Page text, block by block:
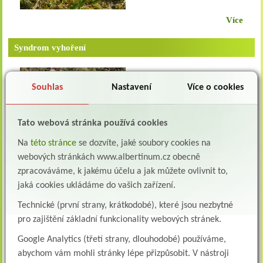
Více
Syndrom vyhoření
starý, jako sama lidská
práce, nicméně jeho název
amerického psychoanalytika
Herberta J. Freudenbergera.
Jak komunikovat s těžce nemocným pacientem
Nevíte, jak komunikovat s
diagnostikovanou
nevyléčitelnou nemoc?
Souhlas Nastavení Více o cookies
Tato webová stránka používá cookies
Na této stránce se dozvíte, jaké soubory cookies na
webových stránkách www.albertinum.cz obecně
zpracováváme, k jakému účelu a jak můžete ovlivnit to,
jaká cookies ukládáme do vašich zařízení.
Technické (první strany, krátkodobé), které jsou nezbytné
pro zajištění základní funkcionality webových stránek.
Google Analytics (třetí strany, dlouhodobé) používáme,
abychom vám mohli stránky lépe přizpůsobit. V nástroji